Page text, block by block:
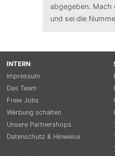
abgegeben. Mach
und sei die
INTERN
Impressum
Das Team
Freie Jobs
Werbung schalten
Unsere Partnershops
Datenschutz & Hinweise